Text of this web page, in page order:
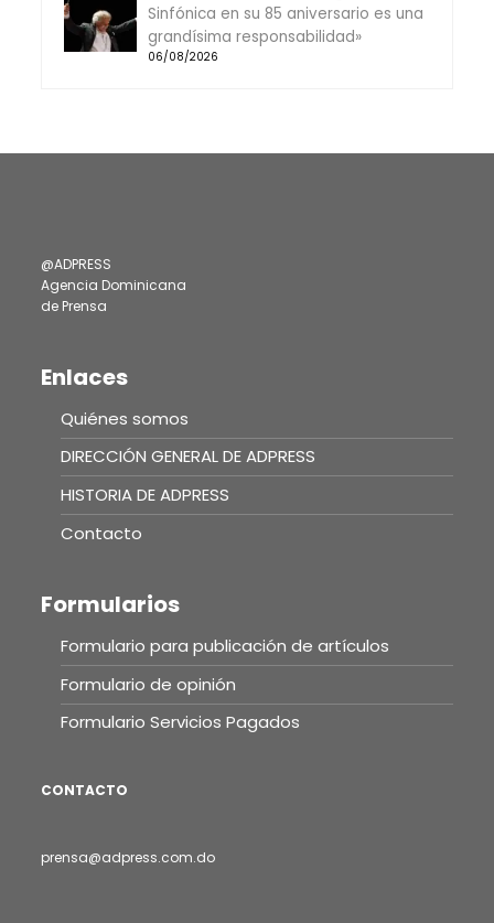
Sinfónica en su 85 aniversario es una
grandísima responsabilidad»
06/08/2026
@ADPRESS
Agencia Dominicana
de Prensa
Enlaces
Quiénes somos
DIRECCIÓN GENERAL DE ADPRESS
HISTORIA DE ADPRESS
Contacto
Formularios
Formulario para publicación de artículos
Formulario de opinión
Formulario Servicios Pagados
CONTACTO
prensa@adpress.com.do